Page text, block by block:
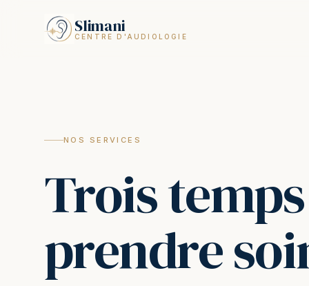
Slimani
CENTRE D'AUDIOLOGIE
NOS SERVICES
Trois
prendre